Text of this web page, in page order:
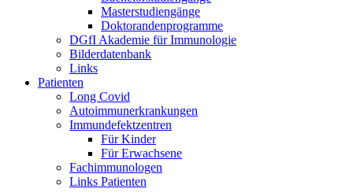
Masterstudiengänge
Doktorandenprogramme
DGfI Akademie für Immunologie
Bilderdatenbank
Links
Patienten
Long Covid
Autoimmunerkrankungen
Immundefektzentren
Für Kinder
Für Erwachsene
Fachimmunologen
Links Patienten